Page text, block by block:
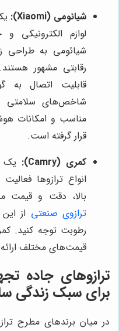
شیائومی (Xiaomi):
لوازم الکترونیکی
شیائومی به طراحی
رقابتی مشهور
قابلیت اتصال به
شاخص‌های سلامتی
مناسب و امکانات
قرار گرفته است.
کمری (Camry):
یک
انواع ترازوها
بالا، دقت و قیمت
ترازوی صنعتی از
رطوبت توجه کنید.
قیمت‌های مختلف
ترازوهای جاده
برای سبک زندگی
در میان برندهای مطرح